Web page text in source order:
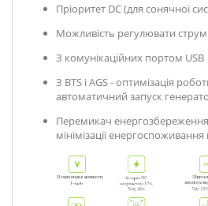
Пріоритет DC (для сонячної
Можливість регулювати
З комунікаційних портом USB
З BTS і AGS - оптимізація
автоматичний запуск
Перемикач
мінімізації